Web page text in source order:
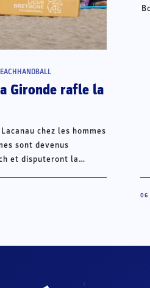
Gironde rafle la
chez les hommes
sont devenus
et disputeront la
06